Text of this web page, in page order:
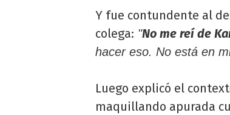
Y fue contundente al
colega: "No me reí de
hacer eso. No está en
Luego explicó el
maquillando apurada